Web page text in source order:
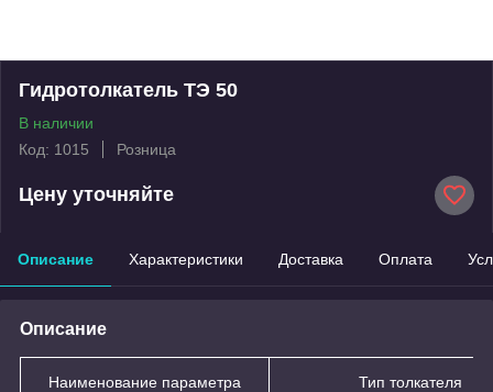
Гидротолкатель ТЭ 50
В наличии
Код: 1015
Розница
Цену уточняйте
Описание Характеристики Доставка Оплата
Описание
Наименование параметра Тип толкателя